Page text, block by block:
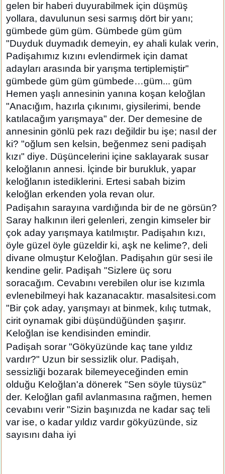
gelen bir haberi duyurabilmek için düşmüş
yollara, davulunun sesi sarmış dört bir yanı;
gümbede güm güm. Gümbede güm güm
"Duyduk duymadık demeyin, ey ahali kulak verin,
Padişahımız kızını evlendirmek için damat
adayları arasında bir yarışma tertiplemiştir"
gümbede güm güm gümbede…güm... güm
Hemen yaşlı annesinin yanına koşan keloğlan
"Anacığım, hazırla çıkınımı, giysilerimi, bende
katılacağım yarışmaya" der. Der demesine de
annesinin gönlü pek razı değildir bu işe; nasıl der
ki? "oğlum sen kelsin, beğenmez seni padişah
kızı" diye. Düşüncelerini içine saklayarak susar
keloğlanın annesi. İçinde bir burukluk, yapar
keloğlanın istediklerini. Ertesi sabah bizim
keloğlan erkenden yola revan olur.
Padişahın sarayına vardığında bir de ne görsün?
Saray halkının ileri gelenleri, zengin kimseler bir
çok aday yarışmaya katılmıştır. Padişahın kızı,
öyle güzel öyle güzeldir ki, aşk ne kelime?, deli
divane olmuştur Keloğlan. Padişahın gür sesi ile
kendine gelir. Padişah "Sizlere üç soru
soracağım. Cevabını verebilen olur ise kızımla
evlenebilmeyi hak kazanacaktır. masalsitesi.com
"Bir çok aday, yarışmayı at binmek, kılıç tutmak,
cirit oynamak gibi düşündüğünden şaşırır.
Keloğlan ise kendisinden emindir.
Padişah sorar "Gökyüzünde kaç tane yıldız
vardır?" Uzun bir sessizlik olur. Padişah,
sessizliği bozarak bilemeyeceğinden emin
olduğu Keloğlan'a dönerek "Sen söyle tüysüz"
der. Keloğlan gafil avlanmasına rağmen, hemen
cevabını verir "Sizin başınızda ne kadar saç teli
var ise, o kadar yıldız vardır gökyüzünde, siz
sayısını daha iyi